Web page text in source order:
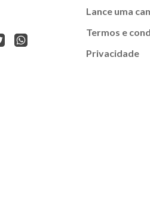
Lance uma
Termos e
Privacidade